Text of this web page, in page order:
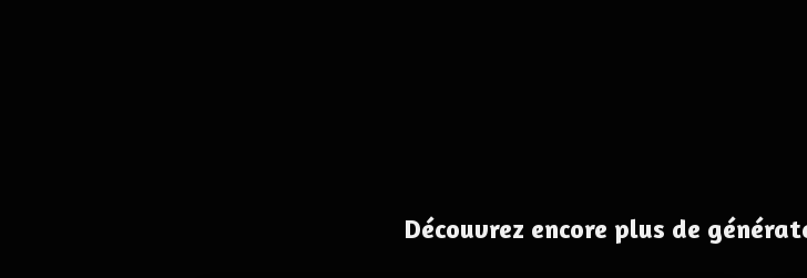
Découvrez encore plus de